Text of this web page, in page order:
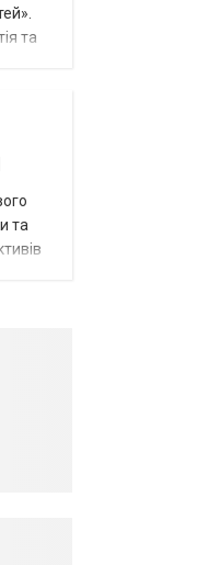
та
та